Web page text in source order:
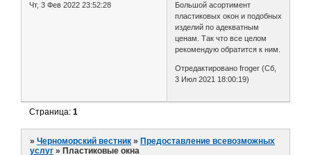
Чт, 3 Фев 2022 23:52:28
Большой асортимент
пластиковых окон и подобных
изделий по адекватным
ценам. Так что все целом
рекомендую обратится к ним.
Отредактировано froger (Сб,
3 Июл 2021 18:00:19)
Страница:1
»Черноморский вестник » Предоставление всевозможных
услуг » Пластиковые окна